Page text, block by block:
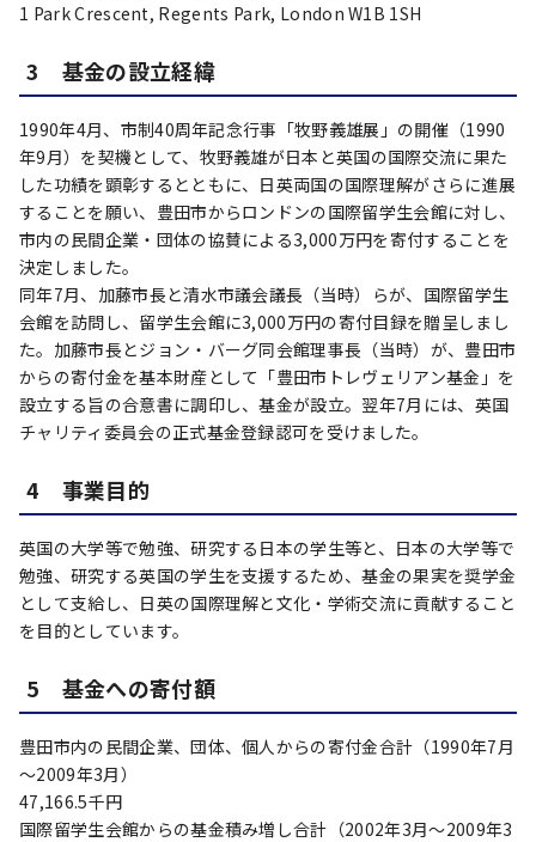
1 Park Crescent, Regents Park, London W1B 1SH
3 基金の設立経緯
1990年4月、市制40周年記念行事「牧野義雄展」の開催（1990
年9月）を契機として、牧野義雄が日本と英国の国際交流に果た
した功績を顕彰するとともに、日英両国の国際理解がさらに進展
することを願い、豊田市からロンドンの国際留学生会館に対し、
市内の民間企業・団体の協賛による3,000万円を寄付することを
決定しました。
同年7月、加藤市長と清水市議会議長（当時）らが、国際留学生
会館を訪問し、留学生会館に3,000万円の寄付目録を贈呈しまし
た。加藤市長とジョン・バーグ同会館理事長（当時）が、豊田市
からの寄付金を基本財産として「豊田市トレヴェリアン基金」を
設立する旨の合意書に調印し、基金が設立。翌年7月には、英国
チャリティ委員会の正式基金登録認可を受けました。
4 事業目的
英国の大学等で勉強、研究する日本の学生等と、日本の大学等で
勉強、研究する英国の学生を支援するため、基金の果実を奨学金
として支給し、日英の国際理解と文化・学術交流に貢献すること
を目的としています。
5 基金への寄付額
豊田市内の民間企業、団体、個人からの寄付金合計（1990年7月
～2009年3月）
47,166.5千円
国際留学生会館からの基金積み増し合計（2002年3月～2009年3